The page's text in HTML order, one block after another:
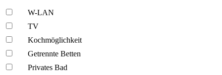
W-LAN
TV
Kochmöglich­keit
Getrennte Betten
Privates Bad